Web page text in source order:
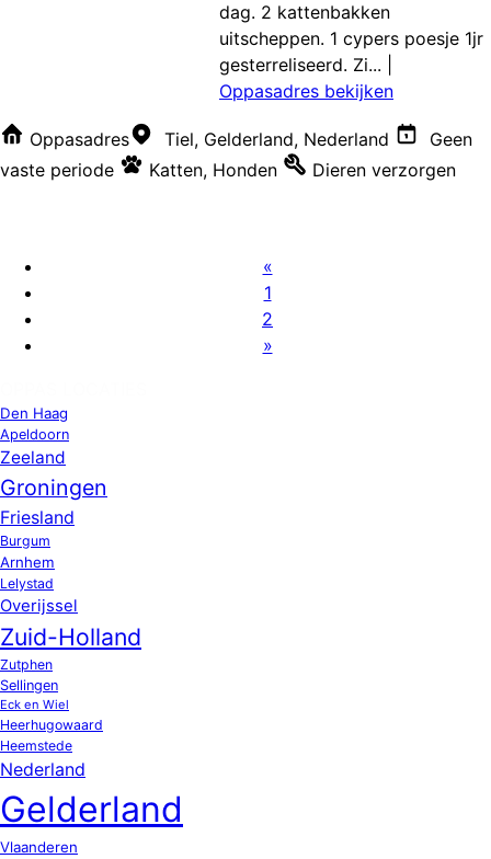
dag. 2 kattenbakken
uitscheppen. 1 cypers poesje 1jr
gesterreliseerd. Zi...
Oppasadres bekijken
Oppasadres Tiel, Gelderland, Nederland
Geen
vaste periode
Katten, Honden Dieren verzorgen
«
1
2
»
Den Haag
Apeldoorn
Zeeland
Groningen
Friesland
Burgum
Arnhem
Lelystad
Overijssel
Zuid-Holland
Zutphen
Sellingen
Eck en Wiel
Heerhugowaard
Heemstede
Nederland
Gelderland
Vlaanderen